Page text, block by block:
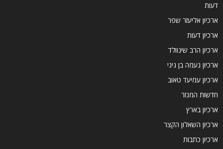
דעות
ארכיון אליעזר שפר
ארכיון דעות
ארכיון הרב שינוולד
ארכיון נעמה בן גיגי
ארכיון עמיעד טאוב
חדשות המגזר
ארכיון בארץ
ארכיון השאלון הקצר
ארכיון כתבות